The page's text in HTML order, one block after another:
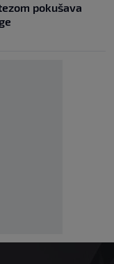
pokušava